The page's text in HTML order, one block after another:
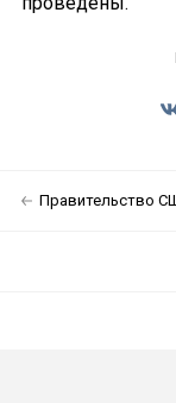
Правительство США